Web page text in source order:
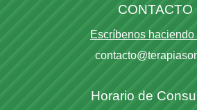
CONTACTO
Escríbenos
Horario de